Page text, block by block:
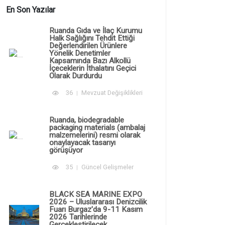
En Son Yazılar
Ruanda Gıda ve İlaç Kurumu
Halk Sağlığını Tehdit Ettiği
Değerlendirilen Ürünlere
Yönelik Denetimler
Kapsamında Bazı Alkollü
İçeceklerin İthalatını Geçici
Olarak Durdurdu
36 Mevzuat Değişiklikleri
Ruanda, biodegradable
packaging materials (ambalaj
malzemelerini) resmi olarak
onaylayacak tasarıyı
görüşüyor
35 Güncel Gelişmeler
BLACK SEA MARINE EXPO
2026 – Uluslararası Denizcilik
Fuarı Burgaz'da 9-11 Kasım
2026 Tarihlerinde